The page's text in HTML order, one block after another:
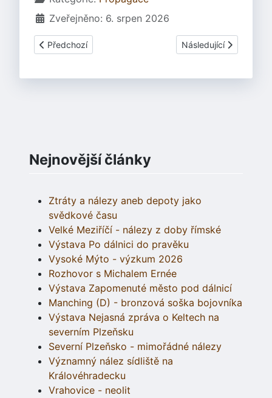
Zveřejněno: 6. srpen 2026
Předchozí článek: Bardův hlas 26.9.2007
Předchozí Další článek: Bardův
Následující
Nejnovější články
Ztráty a nálezy aneb depoty jako
svědkové času
Velké Meziříčí - nálezy z doby římské
Výstava Po dálnici do pravěku
Vysoké Mýto - výzkum 2026
Rozhovor s Michalem Ernée
Výstava Zapomenuté město pod dálnicí
Manching (D) - bronzová soška bojovníka
Výstava Nejasná zpráva o Keltech na
severním Plzeňsku
Severní Plzeňsko - mimořádné nálezy
Významný nález sídliště na
Královéhradecku
Vrahovice - neolit